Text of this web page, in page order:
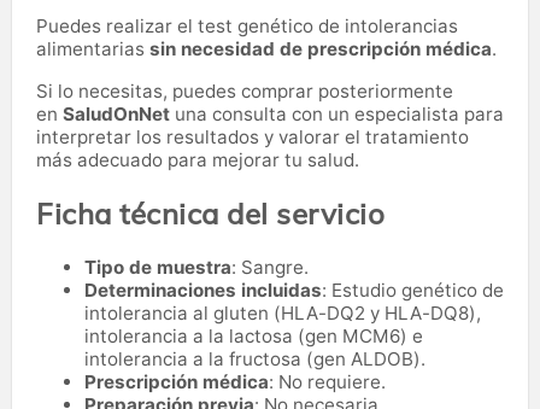
Puedes realizar el test genético de intolerancias
alimentarias sin necesidad de prescripción médica.
Si lo necesitas, puedes comprar posteriormente
en SaludOnNet una consulta con un especialista para
interpretar los resultados y valorar el tratamiento
más adecuado para mejorar tu salud.
Ficha técnica del servicio
Tipo de muestra: Sangre.
Determinaciones incluidas: Estudio genético de
intolerancia al gluten (HLA-DQ2 y HLA-DQ8),
intolerancia a la lactosa (gen MCM6) e
intolerancia a la fructosa (gen ALDOB).
Prescripción médica: No requiere.